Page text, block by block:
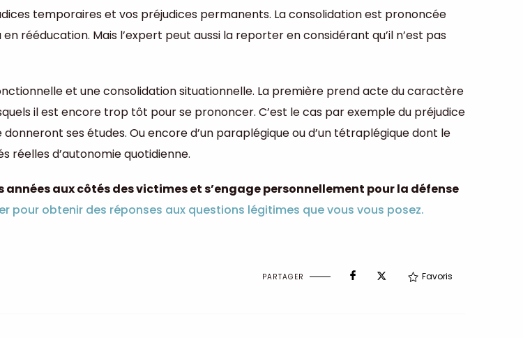
temporaires et vos préjudices permanents. La consolidation est prononcée
rééducation. Mais l’expert peut aussi la reporter en considérant qu’il n’est pas
et une consolidation situationnelle. La première prend acte du caractère
il est encore trop tôt pour se prononcer. C’est le cas par exemple du préjudice
ses études. Ou encore d’un paraplégique ou d’un tétraplégique dont le
réelles d’autonomie quotidienne.
aux côtés des victimes et s’engage personnellement pour la défense
pour obtenir des réponses aux questions légitimes que vous vous posez.
PARTAGER Favoris